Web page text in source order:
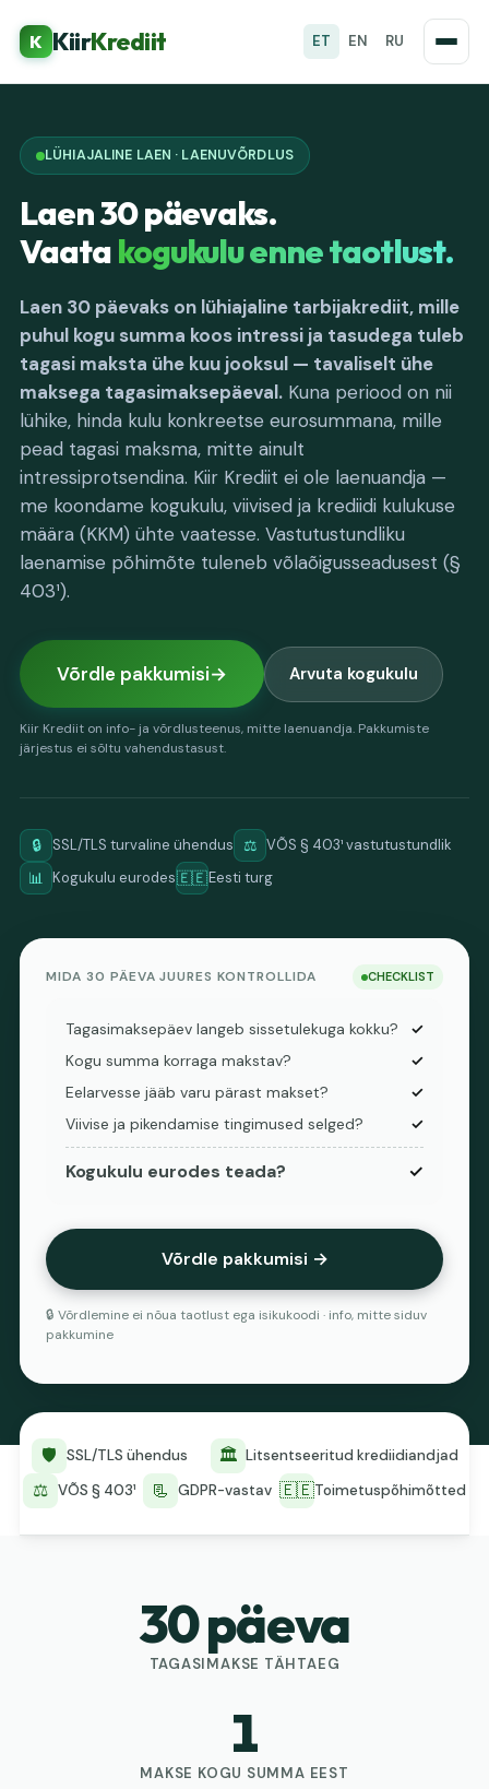
K KiirKrediit ET EN RU
LÜHIAJALINE LAEN · LAENUVÕRDLUS
Laen 30 päevaks.
Vaatakogukulu enne taotlust.
Laen 30 päevaks on lühiajaline tarbijakrediit, mille
puhul kogu summa koos intressi ja tasudega tuleb
tagasi maksta ühe kuu jooksul — tavaliselt ühe
maksega tagasimaksepäeval. Kuna periood on nii
lühike, hinda kulu konkreetse eurosummana, mille
pead tagasi maksma, mitte ainult
intressiprotsendina. Kiir Krediit ei ole laenuandja —
me koondame kogukulu, viivised ja krediidi kulukuse
määra (KKM) ühte vaatesse. Vastutustundliku
laenamise põhimõte tuleneb võlaõigusseadusest (§
403¹).
Võrdle pakkumisi Arvuta kogukulu
Kiir Krediit on info- ja võrdlusteenus, mitte laenuandja. Pakkumiste
järjestus ei sõltu vahendustasust.
🔒 SSL/TLS turvaline ühendus ⚖️ VÕS § 403¹ vastutustundlik
📊 Kogukulu eurodes🇪🇪Eesti turg
MIDA 30 PÄEVA JUURES KONTROLLIDA CHECKLIST
Tagasimaksepäev langeb sissetulekuga kokku?
✓
Kogu summa korraga makstav?
✓
Eelarvesse jääb varu pärast makset?
✓
Viivise ja pikendamise tingimused selged?
✓
Kogukulu eurodes teada? ✓
Võrdle pakkumisi →
🔒 Võrdlemine ei nõua taotlust ega isikukoodi · info, mitte siduv
pakkumine
🛡️ SSL/TLS ühendus 🏛️ Litsentseeritud krediidiandjad
⚖️ VÕS § 403¹ 📃 GDPR-vastav 🇪🇪Toimetuspõhimõtted
30päeva
TAGASIMAKSE TÄHTAEG
1
MAKSE KOGU SUMMA EEST